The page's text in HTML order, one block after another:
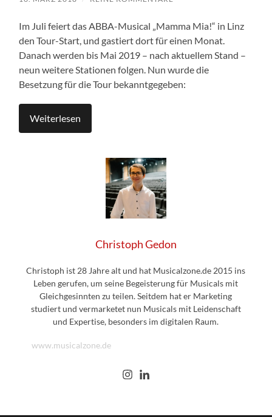
Im Juli feiert das ABBA-Musical „Mamma Mia!“ in Linz
den Tour-Start, und gastiert dort für einen Monat.
Danach werden bis Mai 2019 – nach aktuellem Stand –
neun weitere Stationen folgen. Nun wurde die
Besetzung für die Tour bekanntgegeben:
Weiterlesen
Christoph Gedon
Christoph ist 28 Jahre alt und hat Musicalzone.de 2015 ins
Leben gerufen, um seine Begeisterung für Musicals mit
Gleichgesinnten zu teilen. Seitdem hat er Marketing
studiert und vermarketet nun Musicals mit Leidenschaft
und Expertise, besonders im digitalen Raum.
www.musicalzone.de